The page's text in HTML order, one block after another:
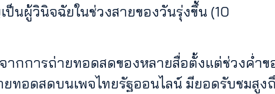
นผู้วินิจฉัยในช่วงสายของวันรุ่งขึ้น (10
ากการถ่ายทอดสดของหลายสื่อตั้งแต่ช่วงค่ำข
ทอดสดบนเพจไทยรัฐออนไลน์ มียอดรับชมสูง